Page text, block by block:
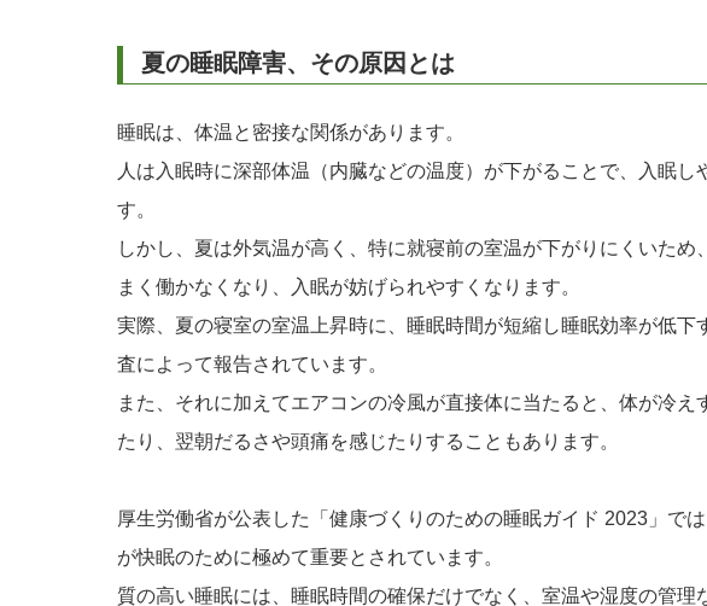
夏の睡眠障害、その原因とは
睡眠は、体温と密接な関係があります。
人は入眠時に深部体温（内臓などの温度）が下がることで、入眠し
す。
しかし、夏は外気温が高く、特に就寝前の室温が下がりにくいため
まく働かなくなり、入眠が妨げられやすくなります。
実際、夏の寝室の室温上昇時に、睡眠時間が短縮し睡眠効率が低下
査によって報告されています。
また、それに加えてエアコンの冷風が直接体に当たると、体が冷え
たり、翌朝だるさや頭痛を感じたりすることもあります。
厚生労働省が公表した「健康づくりのための睡眠ガイド 2023」で
が快眠のために極めて重要とされています。
質の高い睡眠には、睡眠時間の確保だけでなく、室温や湿度の管理